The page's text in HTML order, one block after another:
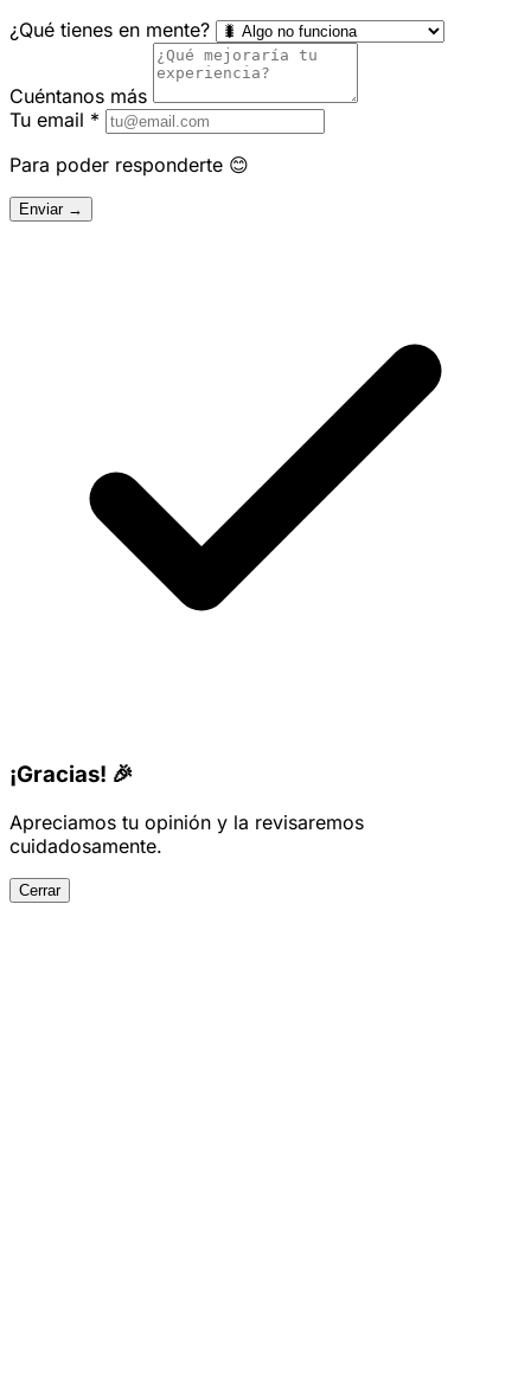
¿Qué tienes en mente?
Cuéntanos más
Tu email *
Para poder responderte 😊
Enviar →
¡Gracias! 🎉
Apreciamos tu opinión y la revisaremos
cuidadosamente.
Cerrar